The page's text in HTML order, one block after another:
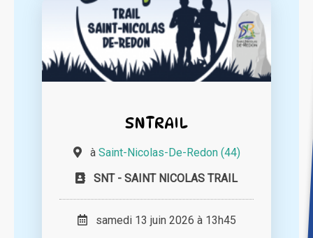
SNTRAIL
à Saint-Nicolas-De-Redon (44)
SNT - SAINT NICOLAS TRAIL
samedi 13 juin 2026 à 13h45